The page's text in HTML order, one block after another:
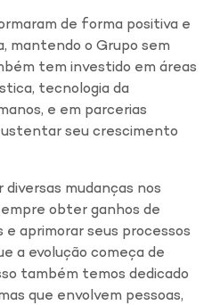
de forma positiva e
mantendo o Grupo sem
tem investido em áreas
tecnologia da
e em parcerias
seu crescimento
diversas mudanças nos
obter ganhos de
aprimorar seus processos
a evolução começa de
também temos dedicado
que envolvem pessoas,